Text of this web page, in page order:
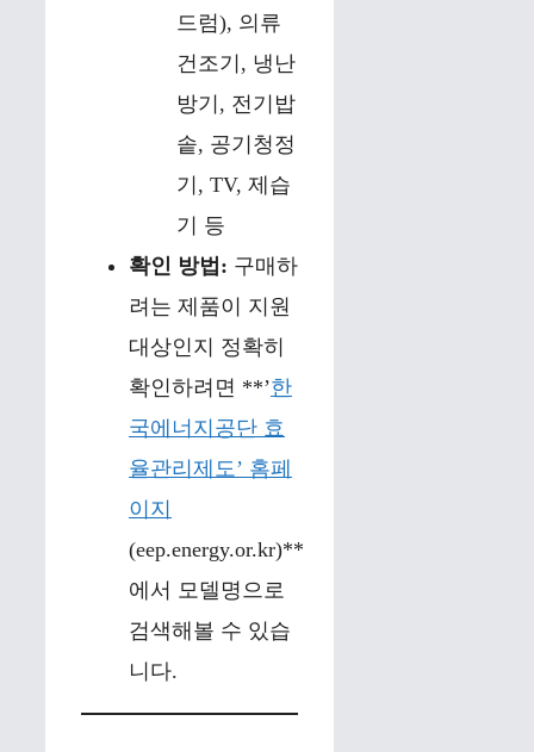
드럼), 의류
건조기, 냉난
방기, 전기밥
솥, 공기청정
기, TV, 제습
기 등
확인 방법: 구매하
려는 제품이 지원
대상인지 정확히
확인하려면 **’한
국에너지공단 효
율관리제도’ 홈페
이지
(eep.energy.or.kr)**
에서 모델명으로
검색해볼 수 있습
니다.